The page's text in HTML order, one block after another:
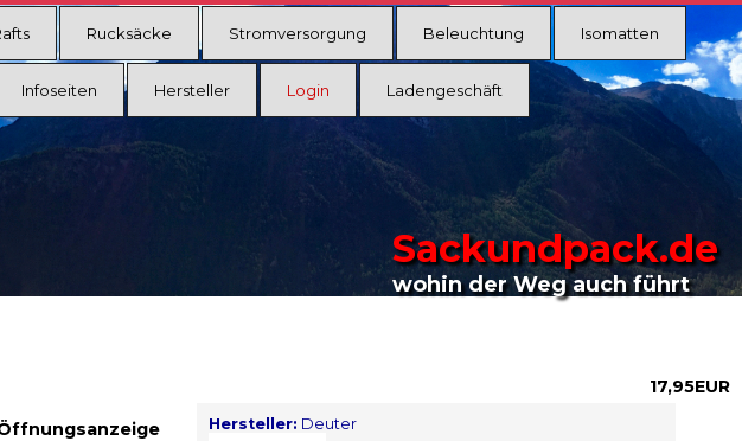
Rucksäcke Stromversorgung Beleuchtung Isomatten
Infoseiten Hersteller Login Ladengeschäft
Sackundpack.de
wohin der Weg auch führt
17,95EUR
Hersteller: Deuter